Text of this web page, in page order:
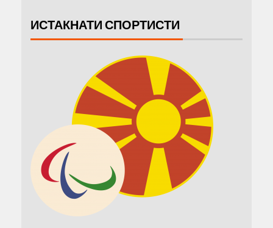
ИСТАКНАТИ СПОРТИСТИ